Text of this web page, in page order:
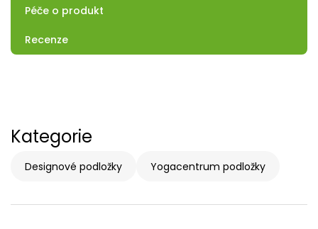
Péče o produkt
Recenze
Kategorie
Designové podložky Yogacentrum podložky